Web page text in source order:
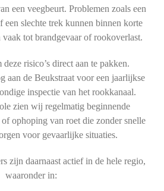
een veegbeurt. Problemen zoals een
een slechte trek kunnen binnen korte
tot brandgevaar of rookoverlast.
risico’s direct aan te pakken.
aan de Beukstraat voor een jaarlijkse
inspectie van het rookkanaal.
zien wij regelmatig beginnende
ophoping van roet die zonder snelle
voor gevaarlijke situaties.
zijn daarnaast actief in de hele regio,
waaronder in: